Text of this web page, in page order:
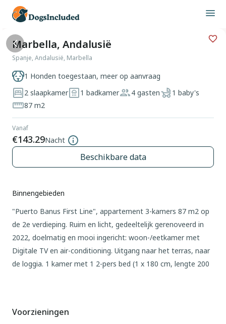
Marbella, Andalusië
Spanje, Andalusië, Marbella
1 Honden toegestaan, meer op aanvraag
2 slaapkamer
1 badkamer 4 gasten
1 baby's
87 m2
Vanaf
€143.29Nacht
Beschikbare data
Binnengebieden
"Puerto Banus First Line", appartement 3-kamers 87 m2 op
de 2e verdieping. Ruim en licht, gedeeltelijk gerenoveerd in
2022, doelmatig en mooi ingericht: woon-/eetkamer met
Digitale TV en air-conditioning. Uitgang naar het terras, naar
de loggia. 1 kamer met 1 2-pers bed (1 x 180 cm, lengte 200
elektrische koffiemachine). Bad/douche. Geen
Voorzieningen